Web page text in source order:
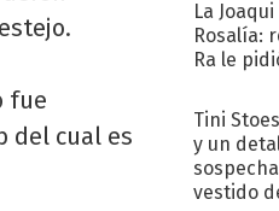
fue
del cual es
La
Rosalía:
Ra le
Tini
y un
vestido